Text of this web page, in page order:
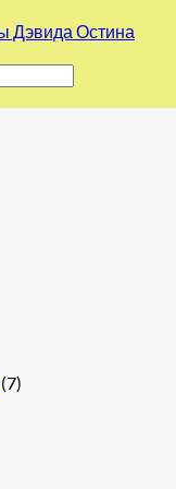
Дэвида Остина
(7)